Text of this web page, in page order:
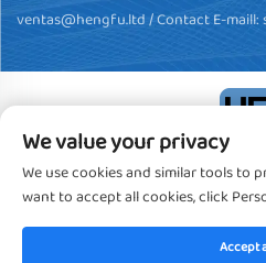
ventas@hengfu.ltd/ Contact E-maill:
Dereitos de autor © 2024,
Ltd. Todos os dereitos reservados
We value your privacy
We use cookies and similar tools to
want to accept all cookies, click
Accept